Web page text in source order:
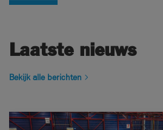
Laatste nieuws
Bekijk alle berichten